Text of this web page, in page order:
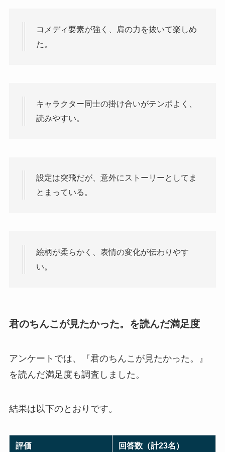
コメディ要素が強く、肩の力を抜いて楽しめ
た。
キャラクター同士の掛け合いがテンポよく、
読みやすい。
設定は突飛だが、意外にストーリーとしてま
とまっている。
絵柄が柔らかく、表情の変化が伝わりやす
い。
君のちんこが見たかった。を読んだ満足度
アンケートでは、『君のちんこが見たかった。』
を読んだ満足度も調査しました。
結果は以下のとおりです。
評価 回答数（計23名）